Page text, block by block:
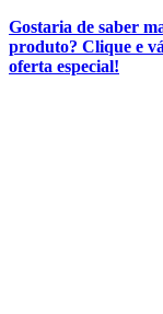
Gostaria de saber
produto? Clique e
oferta especial!